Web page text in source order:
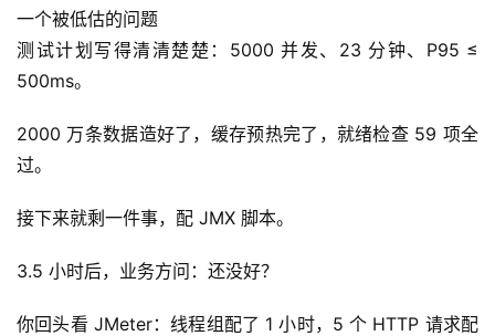
一个被低估的问题
测试计划写得清清楚楚：5000 并发、23 分钟、P95 ≤
500ms。
2000 万条数据造好了，缓存预热完了，就绪检查 59 项全
过。
接下来就剩一件事，配 JMX 脚本。
3.5 小时后，业务方问：还没好？
你回头看 JMeter：线程组配了 1 小时，5 个 HTTP 请求配